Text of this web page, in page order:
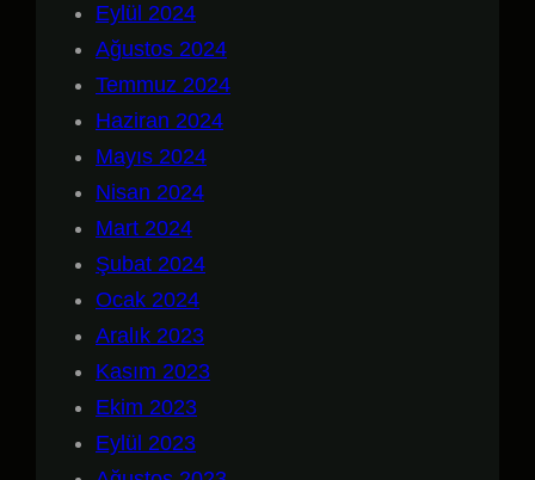
Eylül 2024
Ağustos 2024
Temmuz 2024
Haziran 2024
Mayıs 2024
Nisan 2024
Mart 2024
Şubat 2024
Ocak 2024
Aralık 2023
Kasım 2023
Ekim 2023
Eylül 2023